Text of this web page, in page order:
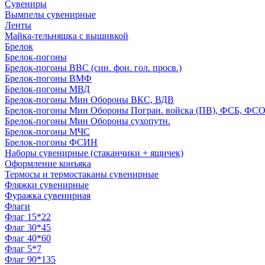
Сувениры
Вымпелы сувенирные
Ленты
Майка-тельняшка с вышивкой
Брелок
Брелок-погоны
Брелок-погоны ВВС (син. фон. гол. просв.)
Брелок-погоны ВМФ
Брелок-погоны МВД
Брелок-погоны Мин Обороны ВКС, ВДВ
Брелок-погоны Мин Обороны Погран. войска (ПВ), ФСБ, ФСО
Брелок-погоны Мин Обороны сухопутн.
Брелок-погоны МЧС
Брелок-погоны ФСИН
Наборы сувенирные (стаканчики + ящичек)
Оформление конъяка
Термосы и термостаканы сувенирные
Фляжки сувенирные
Фуражка сувенирная
Флаги
Флаг 15*22
Флаг 30*45
Флаг 40*60
Флаг 5*7
Флаг 90*135